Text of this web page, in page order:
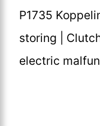
P1735
storing |
electric